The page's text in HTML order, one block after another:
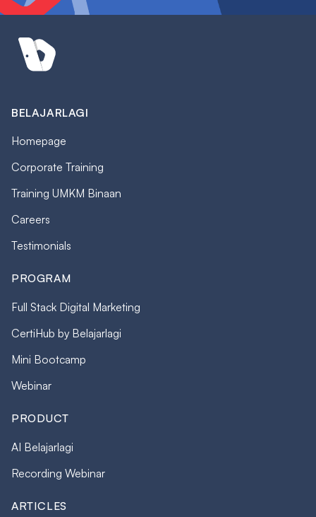
BELAJARLAGI
Homepage
Corporate Training
Training UMKM Binaan
Careers
Testimonials
PROGRAM
Full Stack Digital Marketing
CertiHub by Belajarlagi
Mini Bootcamp
Webinar
PRODUCT
AI Belajarlagi
Recording Webinar
ARTICLES